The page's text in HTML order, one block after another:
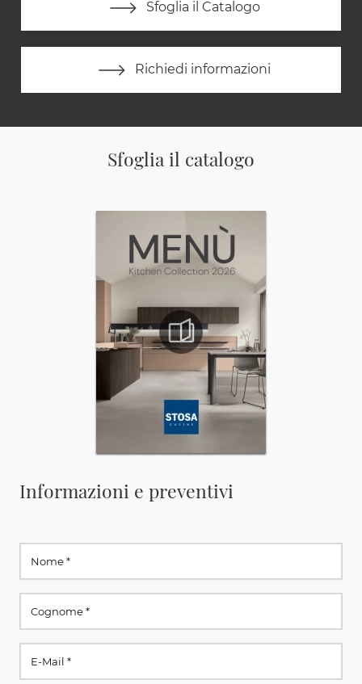
Sfoglia il Catalogo
Richiedi informazioni
Sfoglia il catalogo
Informazioni e preventivi